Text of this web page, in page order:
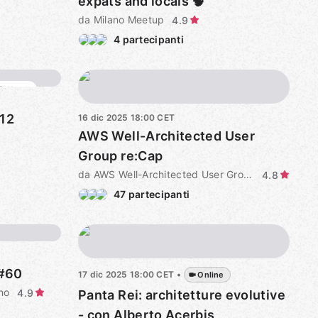
da Milano Meetup
4.9
4 partecipanti
16 dic 2025 18:00 CET
AWS Well-Architected User
Group re:Cap
da AWS Well-Architected User Group Italy
4.8
47 partecipanti
4.9
17 dic 2025 18:00 CET • Online
Panta Rei: architetture evolutive
- con Alberto Acerbis